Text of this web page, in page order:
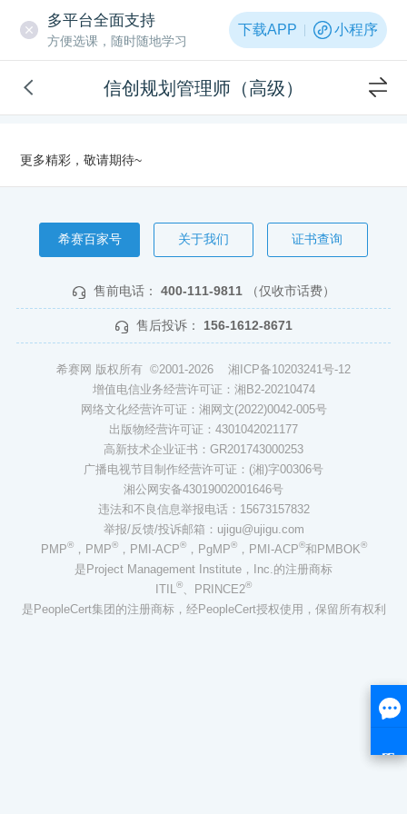
多平台全面支持
方便选课，随时随地学习
下载APP 小程序
信创规划管理师（高级）
更多精彩，敬请期待~
希赛百家号 关于我们 证书查询
售前电话： 400-111-9811 （仅收市话费）
售后投诉： 156-1612-8671
希赛网 版权所有 ©2001-2026 湘ICP备10203241号-12
增值电信业务经营许可证：湘B2-20210474
网络文化经营许可证：湘网文(2022)0042-005号
出版物经营许可证：4301042021177
高新技术企业证书：GR201743000253
广播电视节目制作经营许可证：(湘)字00306号
湘公网安备43019002001646号
违法和不良信息举报电话：15673157832
举报/反馈/投诉邮箱：ujigu@ujigu.com
PMP®，PMP®，PMI-ACP®，PgMP®，PMI-ACP®和PMBOK®
是Project Management Institute，Inc.的注册商标
ITIL®、PRINCE2®
是PeopleCert集团的注册商标，经PeopleCert授权使用，保留所有权利